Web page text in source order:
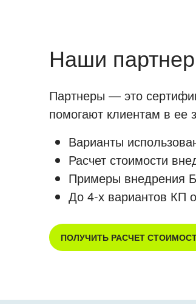
Наши
Партнеры — это
помогают клиентам в ее
Варианты
Расчет стоимости
Примеры внедрения
До 4-х вариантов КП
ПОЛУЧИТЬ РАСЧЕТ